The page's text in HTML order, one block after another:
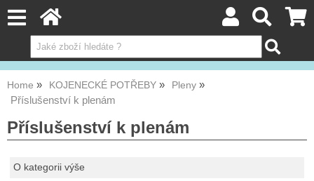
Home KOJENECKÉ POTŘEBY Pleny
Příslušenství k plenám
Příslušenství k plenám
O kategorii výše